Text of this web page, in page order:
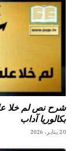
شرح نص لم خلا
بكالوريا آداب
20 يناير، 2026